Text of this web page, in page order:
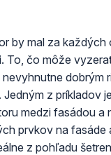
by mal za
To, čo môže
dobrým
Jedným z príkladov
medzi fasádou a
prvkov na fasáde
z pohľadu